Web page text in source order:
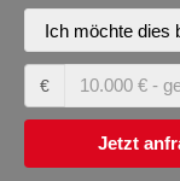
10.000
€
gewünschte
€